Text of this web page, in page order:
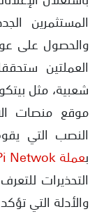
المستثمرين
والحصول على
العملتين
شعبية، مثل
النصب التي
بعملة Pi Netwok
التحذيرات
والأدلة التي